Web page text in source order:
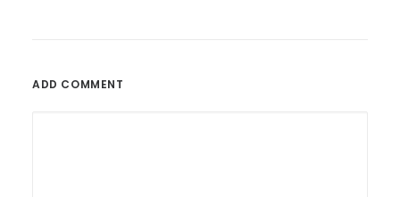
ADD COMMENT